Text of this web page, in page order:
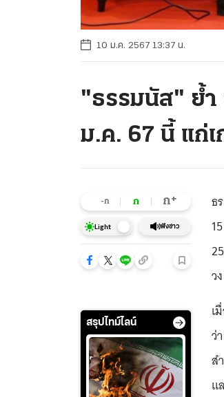
10 ม.ค. 2567 13:37 น.
"ธรรมนัส" ย้ำ
ม.ค. 67 นี้ แก่
-ก ก ก+
Light ฟังข่าว
สรุปไทม์ไลน์
ธ
ว
เ
ว่
ส
แ